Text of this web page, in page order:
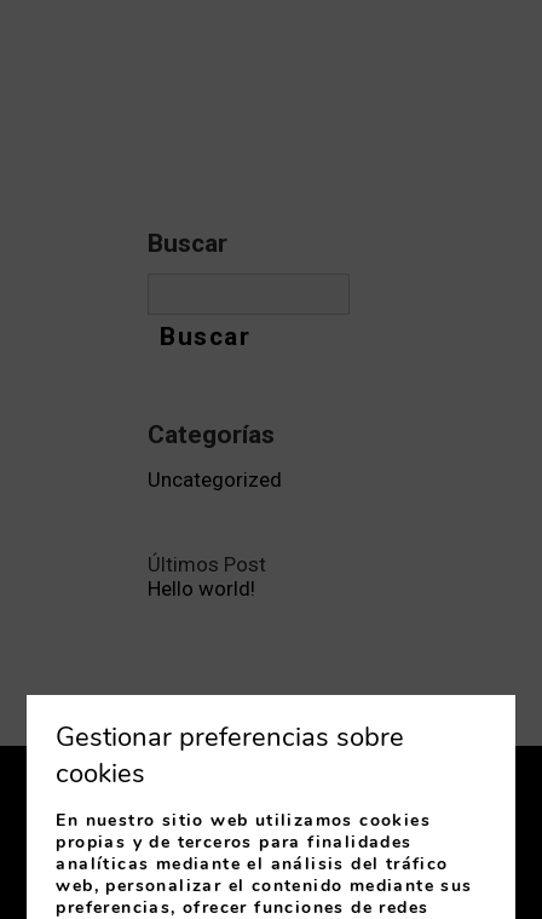
Buscar
Categorías
Uncategorized
Últimos Post
Hello world!
C/ Jovellanos, 31 33003 Oviedo Asturias
Gestionar preferencias sobre
cookies
En nuestro sitio web utilizamos cookies
propias y de terceros para finalidades
analíticas mediante el análisis del tráfico
web, personalizar el contenido mediante sus
preferencias, ofrecer funciones de redes